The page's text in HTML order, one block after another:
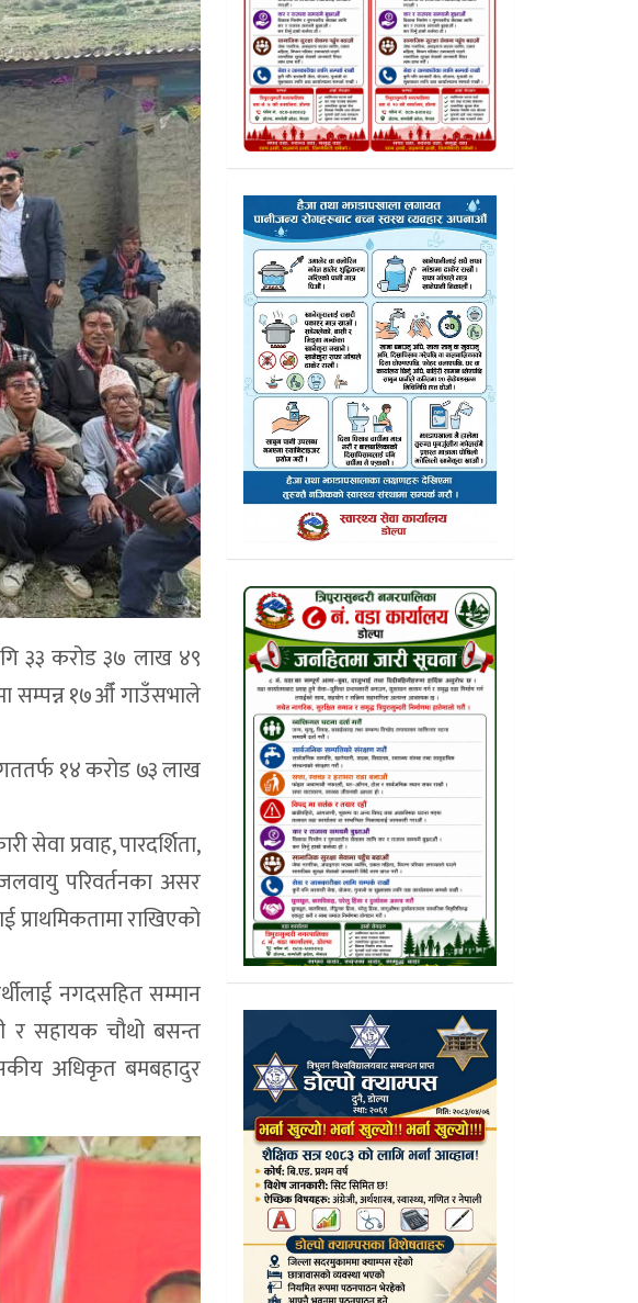
३३ करोड ३७ लाख ४९
सम्पन्न १७औँ गाउँसभाले
१४ करोड ७३ लाख
प्रवाह, पारदर्शिता,
परिवर्तनका असर
प्राथमिकतामा राखिएको
नगदसहित सम्मान
र सहायक चौथो बसन्त
अधिकृत बमबहादुर